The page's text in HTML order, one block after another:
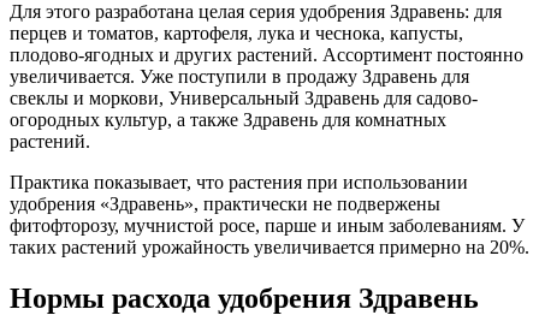
Для этого разработана целая серия удобрения Здравень: для
перцев и томатов, картофеля, лука и чеснока, капусты,
плодово-ягодных и других растений. Ассортимент постоянно
увеличивается. Уже поступили в продажу Здравень для
свеклы и моркови, Универсальный Здравень для садово-
огородных культур, а также Здравень для комнатных
растений.
Практика показывает, что растения при использовании
удобрения «Здравень», практически не подвержены
фитофторозу, мучнистой росе, парше и иным заболеваниям. У
таких растений урожайность увеличивается примерно на 20%.
Нормы расхода удобрения Здравень